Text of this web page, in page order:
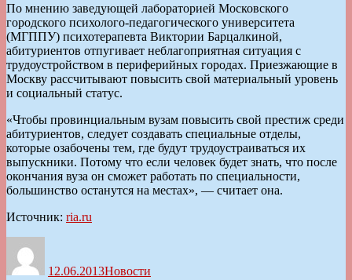
По мнению заведующей лабораторией Московского
городского психолого-педагогического университета
(МГППУ) психотерапевта Виктории Барцалкиной,
абитуриентов отпугивает неблагоприятная ситуация с
трудоустройством в периферийных городах. Приезжающие в
Москву рассчитывают повысить свой материальный уровень
и социальный статус.
«Чтобы провинциальным вузам повысить свой престиж среди
абитуриентов, следует создавать специальные отделы,
которые озабочены тем, где будут трудоустраиваться их
выпускники. Потому что если человек будет знать, что после
окончания вуза он сможет работать по специальности,
большинство останутся на местах», — считает она.
Источник: ria.ru
12.06.2013Новости